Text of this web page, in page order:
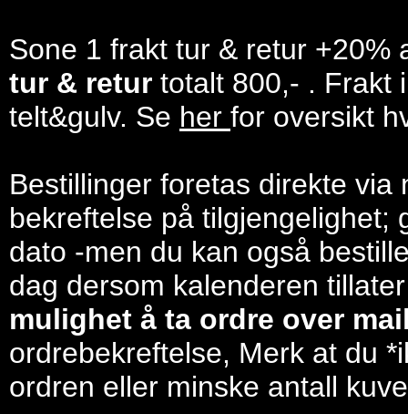
Sone 1 frakt tur & retur +20%
tur & retur totalt 800,- . Frakt
telt&gulv. Se her for oversikt
Bestillinger foretas direkte
bekreftelse på tilgjengelighet;
dato -men du kan også
dag dersom kalenderen
mulighet å ta ordre over
ordrebekreftelse, Merk at du
ordren eller minske antall